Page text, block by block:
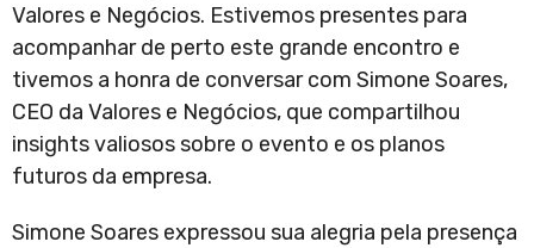
Valores e Negócios. Estivemos presentes para
acompanhar de perto este grande encontro e
tivemos a honra de conversar com Simone Soares,
CEO da Valores e Negócios, que compartilhou
insights valiosos sobre o evento e os planos
futuros da empresa.
Simone Soares expressou sua alegria pela presença